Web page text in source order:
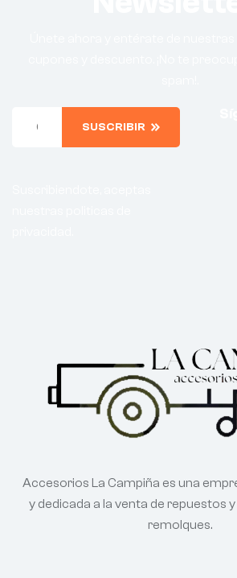
SUSCRIBIR
Accesorios La Campiña es una
y dedicada a la venta de repuestos
remolques.